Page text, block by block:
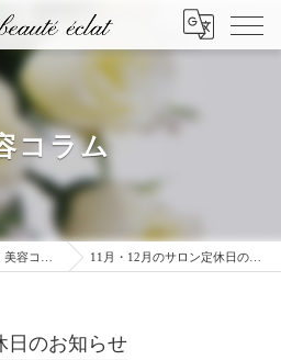
コラム
美容コラム 11月・12月のサロン定休日のお知らせ
日のお知らせ